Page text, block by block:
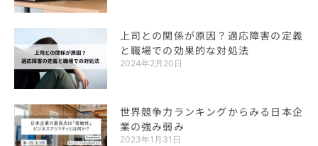
上司との関係が原因？適応障害の定義
と職場での効果的な対処法
2024年2月20日
世界競争力ランキングからみる日本企
業の強み弱み
2023年1月31日